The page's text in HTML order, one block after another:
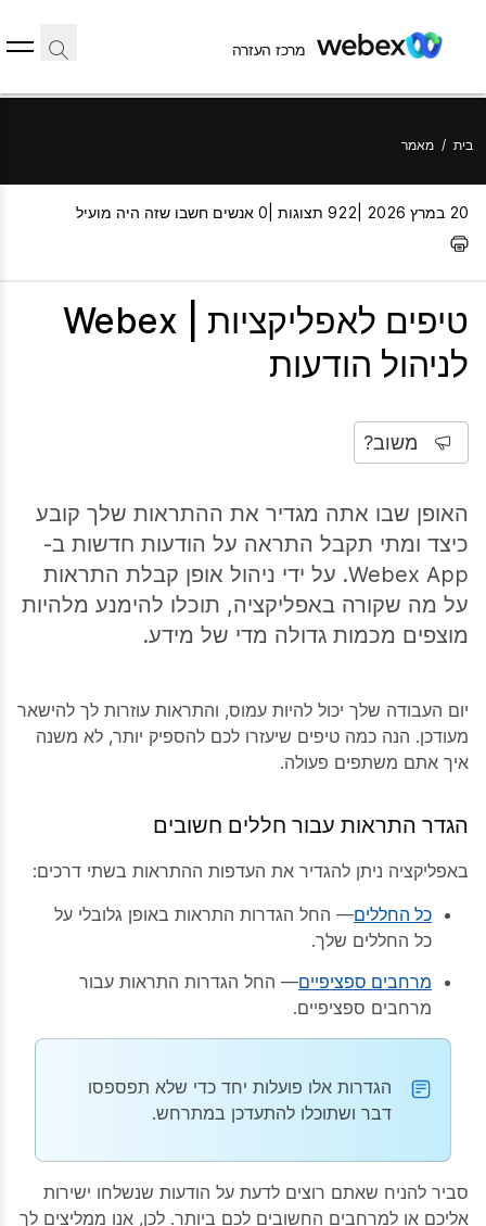
מרכז העזרה
בית / מאמר
20 במרץ 2026 | 922 תצוגות | 0 אנשים חשבו שזה היה מועיל
טיפים לאפליקציות | Webex
לניהול הודעות
משוב?
האופן שבו אתה מגדיר את ההתראות שלך קובע
כיצד ומתי תקבל התראה על הודעות חדשות ב-
Webex App. על ידי ניהול אופן קבלת התראות
על מה שקורה באפליקציה, תוכלו להימנע מלהיות
מוצפים מכמות גדולה מדי של מידע.
יום העבודה שלך יכול להיות עמוס, והתראות עוזרות לך להישאר
מעודכן. הנה כמה טיפים שיעזרו לכם להספיק יותר, לא משנה
איך אתם משתפים פעולה.
הגדר התראות עבור חללים חשובים
באפליקציה ניתן להגדיר את העדפות ההתראות בשתי דרכים:
כל החללים— החל הגדרות התראות באופן גלובלי על
כל החללים שלך.
מרחבים ספציפיים— החל הגדרות התראות עבור
מרחבים ספציפיים.
הגדרות אלו פועלות יחד כדי שלא תפספסו
דבר ושתוכלו להתעדכן במתרחש.
סביר להניח שאתם רוצים לדעת על הודעות שנשלחו ישירות
אליכם או למרחבים החשובים לכם ביותר. לכן, אנו ממליצים לך